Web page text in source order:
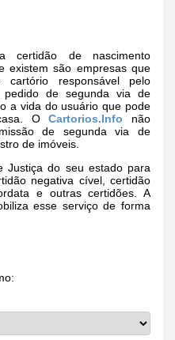
certidão de nascimento
existem são empresas que
responsável pelo
de segunda via de
a vida do usuário que pode
OCartorios.Info não
de segunda via de
de imóveis.
Justiça do seu estado para
negativa cível, certidão
e outras certidões. A
esse serviço de forma